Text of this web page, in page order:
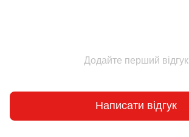
Додайте перший відгук
Написати відгук